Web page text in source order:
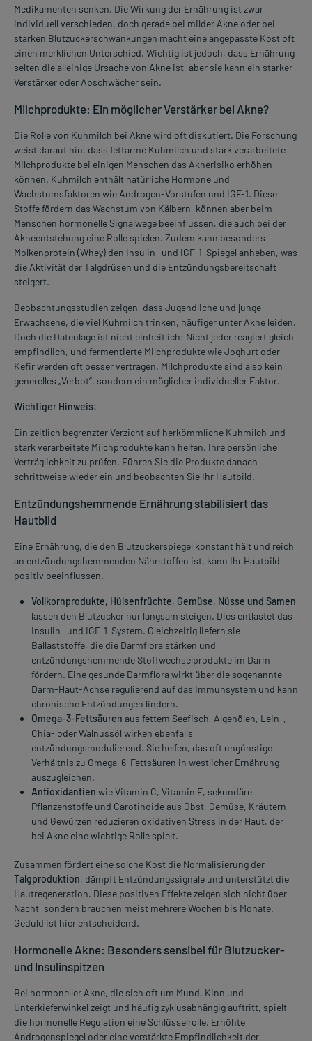
Medikamenten senken. Die Wirkung der Ernährung ist zwar
individuell verschieden, doch gerade bei milder Akne oder bei
starken Blutzuckerschwankungen macht eine angepasste Kost oft
einen merklichen Unterschied. Wichtig ist jedoch, dass Ernährung
selten die alleinige Ursache von Akne ist, aber sie kann ein starker
Verstärker oder Abschwächer sein.
Milchprodukte: Ein möglicher Verstärker bei Akne?
Die Rolle von Kuhmilch bei Akne wird oft diskutiert. Die Forschung
weist darauf hin, dass fettarme Kuhmilch und stark verarbeitete
Milchprodukte bei einigen Menschen das Aknerisiko erhöhen
können. Kuhmilch enthält natürliche Hormone und
Wachstumsfaktoren wie Androgen-Vorstufen und IGF-1. Diese
Stoffe fördern das Wachstum von Kälbern, können aber beim
Menschen hormonelle Signalwege beeinflussen, die auch bei der
Akneentstehung eine Rolle spielen. Zudem kann besonders
Molkenprotein (Whey) den Insulin- und IGF-1-Spiegel anheben, was
die Aktivität der Talgdrüsen und die Entzündungsbereitschaft
steigert.
Beobachtungsstudien zeigen, dass Jugendliche und junge
Erwachsene, die viel Kuhmilch trinken, häufiger unter Akne leiden.
Doch die Datenlage ist nicht einheitlich: Nicht jeder reagiert gleich
empfindlich, und fermentierte Milchprodukte wie Joghurt oder
Kefir werden oft besser vertragen. Milchprodukte sind also kein
generelles „Verbot“, sondern ein möglicher individueller Faktor.
Wichtiger Hinweis:
Ein zeitlich begrenzter Verzicht auf herkömmliche Kuhmilch und
stark verarbeitete Milchprodukte kann helfen, Ihre persönliche
Verträglichkeit zu prüfen. Führen Sie die Produkte danach
schrittweise wieder ein und beobachten Sie Ihr Hautbild.
Entzündungshemmende Ernährung stabilisiert das
Hautbild
Eine Ernährung, die den Blutzuckerspiegel konstant hält und reich
an entzündungshemmenden Nährstoffen ist, kann Ihr Hautbild
positiv beeinflussen.
Vollkornprodukte, Hülsenfrüchte, Gemüse, Nüsse und Samen
lassen den Blutzucker nur langsam steigen. Dies entlastet das
Insulin- und IGF-1-System. Gleichzeitig liefern sie
Ballaststoffe, die die Darmflora stärken und
entzündungshemmende Stoffwechselprodukte im Darm
fördern. Eine gesunde Darmflora wirkt über die sogenannte
Darm-Haut-Achse regulierend auf das Immunsystem und kann
chronische Entzündungen lindern.
Omega-3-Fettsäuren aus fettem Seefisch, Algenölen, Lein-,
Chia- oder Walnussöl wirken ebenfalls
entzündungsmodulierend. Sie helfen, das oft ungünstige
Verhältnis zu Omega-6-Fettsäuren in westlicher Ernährung
auszugleichen.
Antioxidantien wie Vitamin C, Vitamin E, sekundäre
Pflanzenstoffe und Carotinoide aus Obst, Gemüse, Kräutern
und Gewürzen reduzieren oxidativen Stress in der Haut, der
bei Akne eine wichtige Rolle spielt.
Zusammen fördert eine solche Kost die Normalisierung der
Talgproduktion, dämpft Entzündungssignale und unterstützt die
Hautregeneration. Diese positiven Effekte zeigen sich nicht über
Nacht, sondern brauchen meist mehrere Wochen bis Monate.
Geduld ist hier entscheidend.
Hormonelle Akne: Besonders sensibel für Blutzucker-
und Insulinspitzen
Bei hormoneller Akne, die sich oft um Mund, Kinn und
Unterkieferwinkel zeigt und häufig zyklusabhängig auftritt, spielt
die hormonelle Regulation eine Schlüsselrolle. Erhöhte
Androgenspiegel oder eine verstärkte Empfindlichkeit der